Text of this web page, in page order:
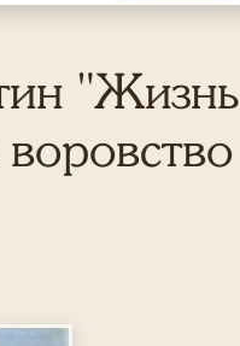
"Жизнь